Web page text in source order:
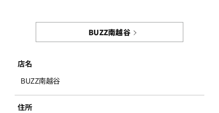
BUZZ南越谷
店名
BUZZ南越谷
住所